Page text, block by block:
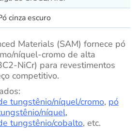
cinza escuro
Materials (SAM) fornece pó
níquel-cromo de alta
NiCr) para revestimentos
competitivo.
tungstênio/níquel/cromo, pó
níquel,
tungstênio/cobalto, etc.